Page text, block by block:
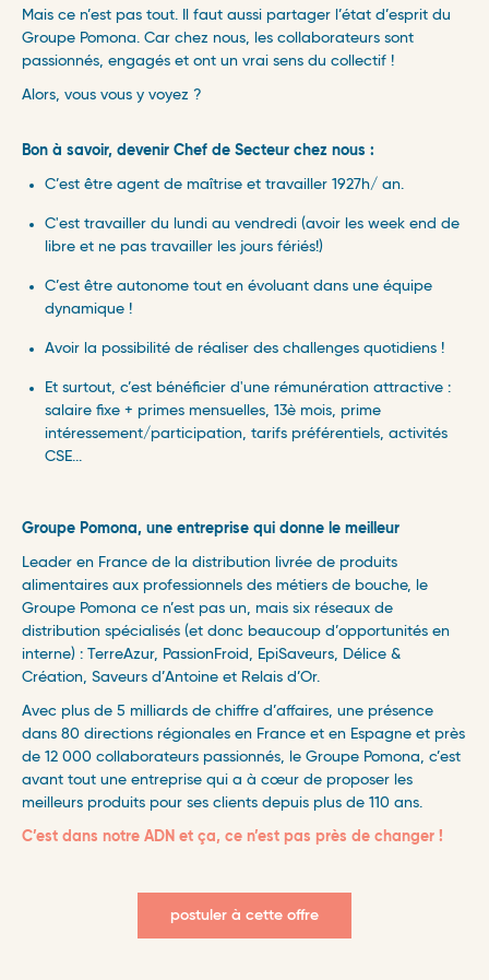
Mais ce n’est pas tout. Il faut aussi partager l’état d’esprit du
Groupe Pomona. Car chez nous, les collaborateurs sont
passionnés, engagés et ont un vrai sens du collectif !
Alors, vous vous y voyez ?
Bon à savoir, devenir Chef de Secteur chez nous :
C’est être agent de maîtrise et travailler 1927h/ an. ​
C'est travailler du lundi au vendredi (avoir les week end de
libre et ne pas travailler les jours fériés!)
C’est être autonome tout en évoluant dans une équipe
dynamique !
Avoir la possibilité de réaliser des challenges quotidiens !
Et surtout, c’est bénéficier d'une rémunération attractive :
salaire fixe + primes mensuelles, 13è mois, prime
intéressement/participation, tarifs préférentiels, activités
CSE...
Groupe Pomona, une entreprise qui donne le meilleur
Leader en France de la distribution livrée de produits
alimentaires aux professionnels des métiers de bouche, le
Groupe Pomona ce n’est pas un, mais six réseaux de
distribution spécialisés (et donc beaucoup d’opportunités en
interne) : TerreAzur, PassionFroid, EpiSaveurs, Délice &
Création, Saveurs d’Antoine et Relais d’Or.
Avec plus de 5 milliards de chiffre d’affaires, une présence
dans 80 directions régionales en France et en Espagne et près
de 12 000 collaborateurs passionnés, le Groupe Pomona, c’est
avant tout une entreprise qui a à cœur de proposer les
meilleurs produits pour ses clients depuis plus de 110 ans.
C’est dans notre ADN et ça, ce n’est pas près de changer !
postuler à cette offre